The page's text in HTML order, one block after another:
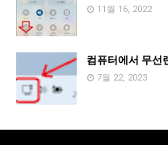
11월 16, 2022
컴퓨터에서 무선
7월 22, 2023